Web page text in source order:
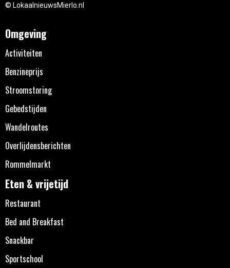
© LokaalnieuwsMierlo.nl
Omgeving
Activiteiten
Benzineprijs
Stroomstoring
Gebedstijden
Wandelroutes
Overlijdensberichten
Rommelmarkt
Eten & vrijetijd
Restaurant
Bed and Breakfast
Snackbar
Sportschool